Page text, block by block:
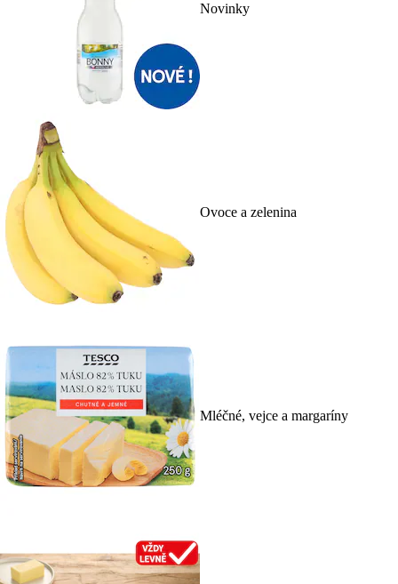
Novinky
Ovoce a zelenina
Mléčné, vejce a margaríny